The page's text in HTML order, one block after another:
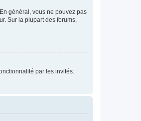
général, vous ne pouvez pas
Sur la plupart des forums,
par les invités.